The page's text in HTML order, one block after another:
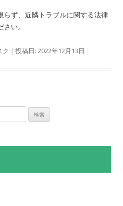
ず、近隣トラブルに関する法律
い。
ク | 投稿日: 2022年12月13日 |